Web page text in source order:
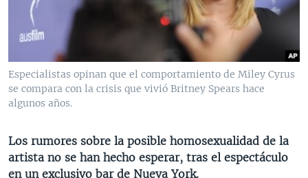
VENEZUELA
BRASIL
NICARAGUA
ECONOMÍA
ENTRETENIMIENTO Y CULTURA
TECNOLOGÍA
DEPORTES
CIENCIA Y SALUD
MULTIMEDIA
VIDEOS
FOTOGRAFÍA
AUDIOS
PROGRAMAS TV
EL MUNDO AL DÍA
FORO INTERAMERICANO
VISIÓN 360
PANORAMA
RADIO
AVANCE INFORMATIVO
AUDIONOTICIAS
BUENOS DÍAS AMÉRICA
ESTADOS UNIDOS AL DÍA
DIRECT
DOCUMENTALES DE LA VOA
Learning English
Especialistas opinan que el comportamiento de Miley Cyrus
se compara con la crisis que vivió Britney Spears hace
algunos años.
Los rumores sobre la posible homosexualidad de la
artista no se han hecho esperar, tras el espectáculo
en un exclusivo bar de Nueva York.